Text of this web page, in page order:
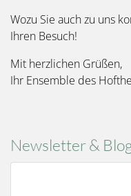
Wozu Sie auch zu uns
Ihren Besuch!
Mit herzlichen Grüßen,
Ihr Ensemble des
Newsletter &